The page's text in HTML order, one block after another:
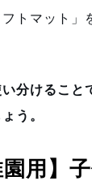
トマット」
分けること
う。
園用】